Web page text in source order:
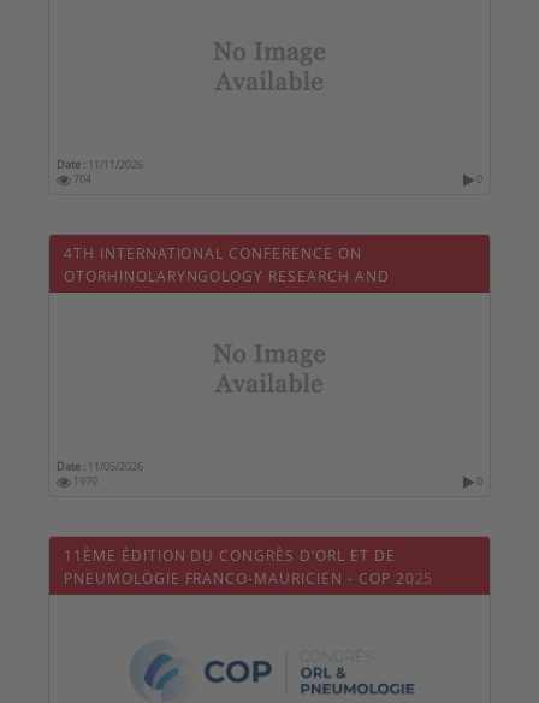
Date : 11/11/2026
704
0
4TH INTERNATIONAL CONFERENCE ON
OTORHINOLARYNGOLOGY RESEARCH AND
TREATMENT
Date : 11/05/2026
1979
0
11ÈME ÉDITION DU CONGRÈS D’ORL ET DE
PNEUMOLOGIE FRANCO-MAURICIEN - COP 2025